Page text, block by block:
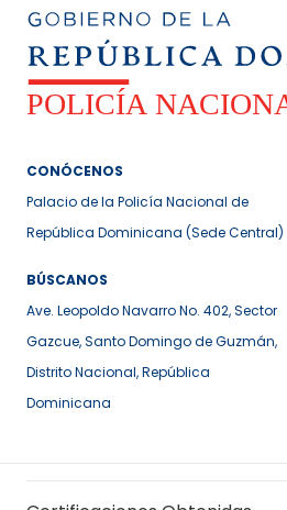
CONÓCENOS
Palacio de la Policía Nacional de
República Dominicana (Sede Central)
BÚSCANOS
Ave. Leopoldo Navarro No. 402, Sector
Gazcue, Santo Domingo de Guzmán,
Distrito Nacional, República
Dominicana